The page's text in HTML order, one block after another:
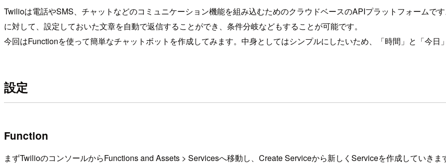
Twilioは電話やSMS、チャットなどのコミュニケーション機能を組み込むためのクラウドベースのAPIプラットフォームで
に対して、設定しておいた文章を自動で返信することができ、条件分岐などもすることが可能です。
今回はFunctionを使って簡単なチャットボットを作成してみます。中身としてはシンプルにしたいため、「時間」と「今
設定
Function
まずTwilioのコンソールからFunctions and Assets > Servicesへ移動し、Create Serviceから新しくServiceを作成していきま